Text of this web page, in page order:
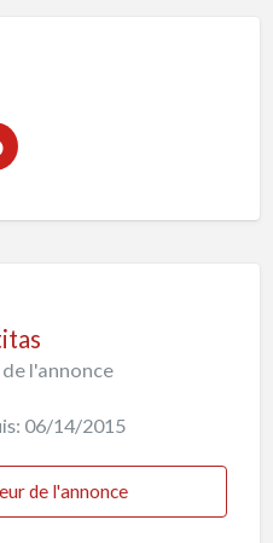
l'annonce
06/14/2015
de l'annonce